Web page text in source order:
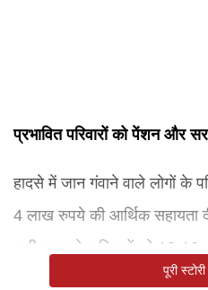
प्रभावित परिवारों को पेंशन और
हादसे में जान गंवाने वाले लोगों के
4 लाख रुपये की आर्थिक सहायता
सभी मृतक के परिजनों को 10-10
देने का ऐलान किया है। इसके
पूरी